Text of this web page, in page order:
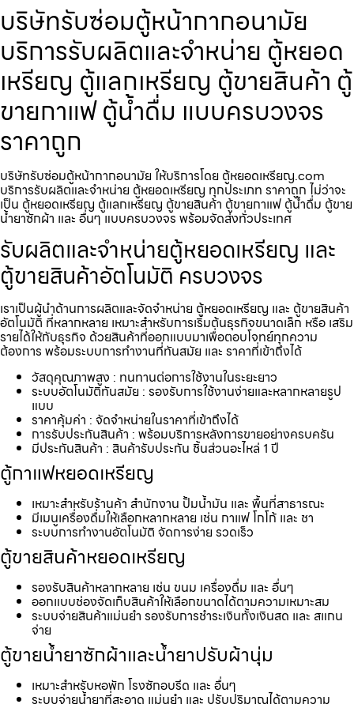
บริษัทรับซ่อมตู้หน้ากากอนามัย
บริการรับผลิตและจำหน่าย ตู้หยอด
เหรียญ ตู้แลกเหรียญ ตู้ขายสินค้า ตู้
ขายกาแฟ ตู้น้ำดื่ม แบบครบวงจร
ราคาถูก
บริษัทรับซ่อมตู้หน้ากากอนามัย ให้บริการโดย ตู้หยอดเหรียญ.com
บริการรับผลิตและจำหน่าย ตู้หยอดเหรียญ ทุกประเภท ราคาถูก ไม่ว่าจะ
เป็น ตู้หยอดเหรียญ ตู้แลกเหรียญ ตู้ขายสินค้า ตู้ขายกาแฟ ตู้น้ำดื่ม ตู้ขาย
น้ำยาซักผ้า และ อื่นๆ แบบครบวงจร พร้อมจัดส่งทั่วประเทศ
รับผลิตและจำหน่ายตู้หยอดเหรียญ และ
ตู้ขายสินค้าอัตโนมัติ ครบวงจร
เราเป็นผู้นำด้านการผลิตและจัดจำหน่าย ตู้หยอดเหรียญ และ ตู้ขายสินค้า
อัตโนมัติ ที่หลากหลาย เหมาะสำหรับการเริ่มต้นธุรกิจขนาดเล็ก หรือ เสริม
รายได้ให้กับธุรกิจ ด้วยสินค้าที่ออกแบบมาเพื่อตอบโจทย์ทุกความ
ต้องการ พร้อมระบบการทำงานที่ทันสมัย และ ราคาที่เข้าถึงได้
วัสดุคุณภาพสูง : ทนทานต่อการใช้งานในระยะยาว
ระบบอัตโนมัติทันสมัย : รองรับการใช้งานง่ายและหลากหลายรูป
แบบ
ราคาคุ้มค่า : จัดจำหน่ายในราคาที่เข้าถึงได้
การรับประกันสินค้า : พร้อมบริการหลังการขายอย่างครบครัน
มีประกันสินค้า : สินค้ารับประกัน ชิ้นส่วนอะไหล่ 1 ปี
ตู้กาแฟหยอดเหรียญ
เหมาะสำหรับร้านค้า สำนักงาน ปั้มน้ำมัน และ พื้นที่สาธารณะ
มีเมนูเครื่องดื่มให้เลือกหลากหลาย เช่น กาแฟ โกโก้ และ ชา
ระบบการทำงานอัตโนมัติ จัดการง่าย รวดเร็ว
ตู้ขายสินค้าหยอดเหรียญ
รองรับสินค้าหลากหลาย เช่น ขนม เครื่องดื่ม และ อื่นๆ
ออกแบบช่องจัดเก็บสินค้าให้เลือกขนาดได้ตามความเหมาะสม
ระบบจ่ายสินค้าแม่นยำ รองรับการชำระเงินทั้งเงินสด และ สแกน
จ่าย
ตู้ขายน้ำยาซักผ้าและน้ำยาปรับผ้านุ่ม
เหมาะสำหรับหอพัก โรงซักอบรีด และ อื่นๆ
ระบบจ่ายน้ำยาที่สะอาด แม่นยำ และ ปรับปริมาณได้ตามความ